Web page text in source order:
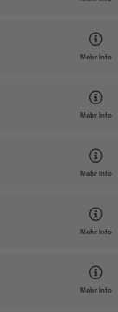
Mehr Info
Mehr Info
Mehr Info
Mehr Info
Mehr Info